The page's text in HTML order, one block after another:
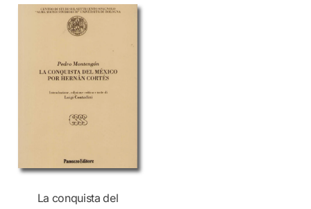
La conquista del